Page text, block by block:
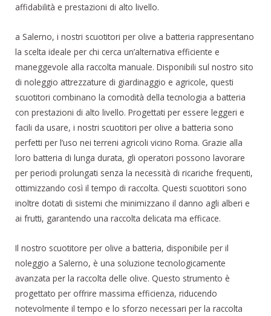
affidabilità e prestazioni di alto livello.
a Salerno, i nostri scuotitori per olive a batteria rappresentano
la scelta ideale per chi cerca un’alternativa efficiente e
maneggevole alla raccolta manuale. Disponibili sul nostro sito
di noleggio attrezzature di giardinaggio e agricole, questi
scuotitori combinano la comodità della tecnologia a batteria
con prestazioni di alto livello. Progettati per essere leggeri e
facili da usare, i nostri scuotitori per olive a batteria sono
perfetti per l’uso nei terreni agricoli vicino Roma. Grazie alla
loro batteria di lunga durata, gli operatori possono lavorare
per periodi prolungati senza la necessità di ricariche frequenti,
ottimizzando così il tempo di raccolta. Questi scuotitori sono
inoltre dotati di sistemi che minimizzano il danno agli alberi e
ai frutti, garantendo una raccolta delicata ma efficace.
Il nostro scuotitore per olive a batteria, disponibile per il
noleggio a Salerno, è una soluzione tecnologicamente
avanzata per la raccolta delle olive. Questo strumento è
progettato per offrire massima efficienza, riducendo
notevolmente il tempo e lo sforzo necessari per la raccolta